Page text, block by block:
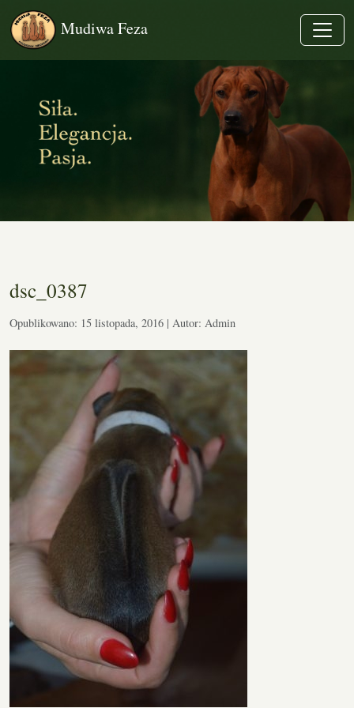
Mudiwa Feza
dsc_0387
Opublikowano: 15 listopada, 2016 | Autor: Admin